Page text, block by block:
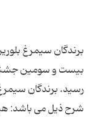
برندگان سیمرغ
بیست و سومین
رسید. برندگان
شرح ذیل می باشد: